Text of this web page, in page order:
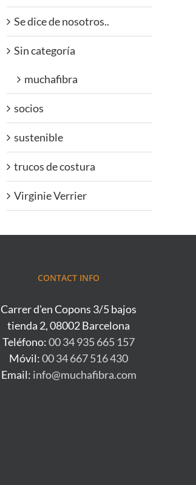
Se dice de nosotros..
Sin categoría
muchafibra
socios
sustenible
trucos de costura
Virginie Verrier
CONTACT INFO
Carrer d'en Copons 3/5 bajos
tienda 2, 08002 Barcelona
Teléfono:00 34 935 665 157
Móvil:00 34 667 516 430
Email: info@muchafibra.com